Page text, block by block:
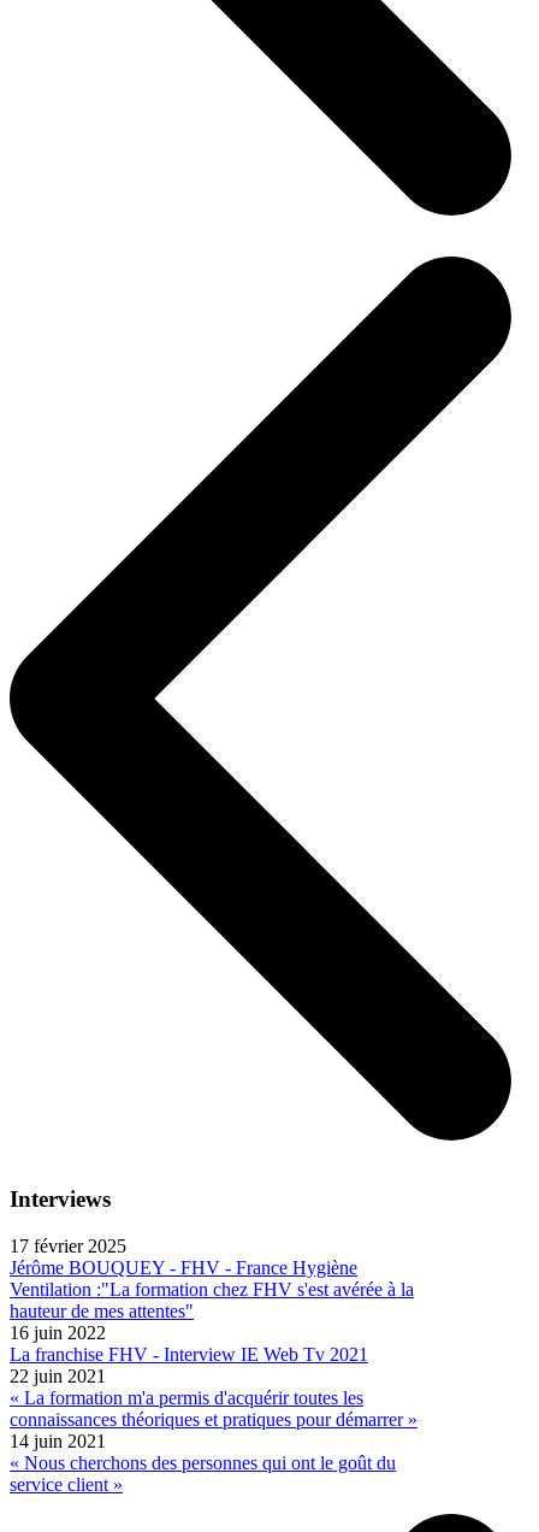
Interviews
17 février 2025
Jérôme BOUQUEY - FHV - France Hygiène
Ventilation :"La formation chez FHV s'est avérée à la
hauteur de mes attentes"
16 juin 2022
La franchise FHV - Interview IE Web Tv 2021
22 juin 2021
« La formation m'a permis d'acquérir toutes les
connaissances théoriques et pratiques pour démarrer »
14 juin 2021
« Nous cherchons des personnes qui ont le goût du
service client »